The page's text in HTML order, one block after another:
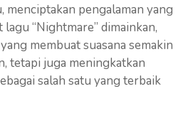
menciptakan pengalaman yang
“Nightmare” dimainkan,
membuat suasana semakin
tetapi juga meningkatkan
salah satu yang terbaik